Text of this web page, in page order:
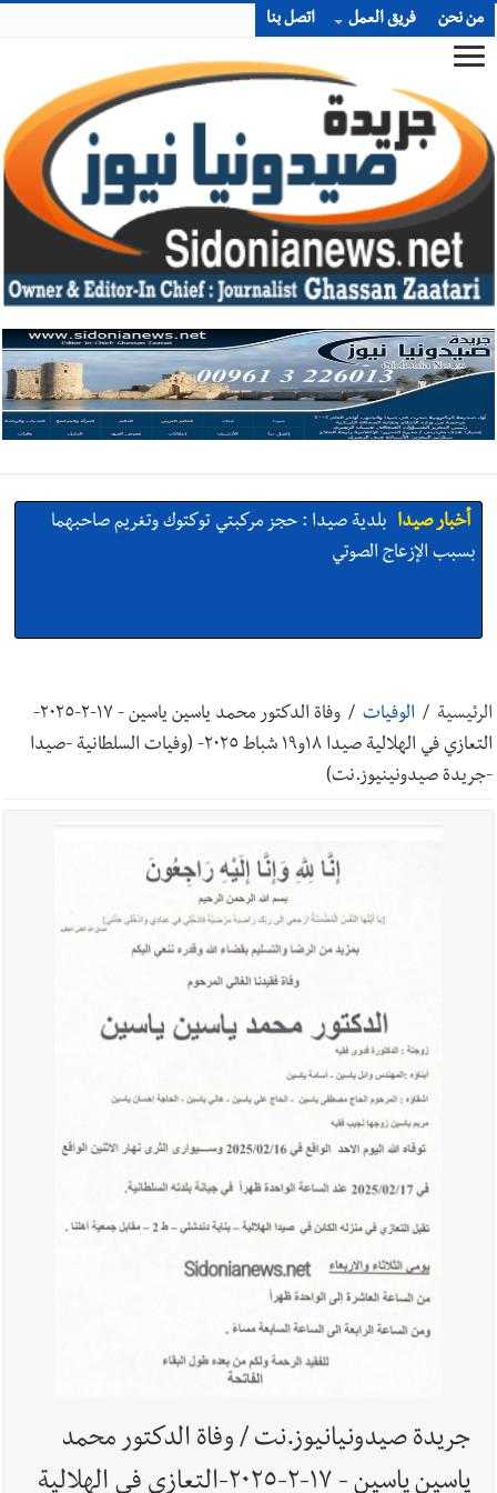
من نحن فريق العمل اتصل بنا
أخبار صيدا بلدية صيدا : حجز مركبتي توكتوك وتغريم صاحبهما
بسبب الإزعاج الصوتي
القدرات -صيدا
بالصور : بلدية صيدا تستقبل السيد محمد زيدان:
استعراض شامل لمشاريع وتأكيدٌ على حماية القيمة التراثية للمدينة
أخبار صيدا عمر مرجان يطلق أكاديمية نادي الحرية لكرة القدم
أخبار لبنان قائد الجيش اللبناني العماد رودولف هيكل استقبل
النائب أكرم شهيب الذي شدد على ضرورة التفاف جميع اللبنانيين
حول الجيش في هذه المرحلة الدقيقة
أخبار لبنان مؤسسة مياه لبنان الجنوبي : جيش العدوالاسرائيلي
يستهدف فرق المؤسسة أثناء عملهم في عيتا الجبل
أخبار لبنان
بهية الحريري تقدم بإسم الرئيس سعد الحريري التعازي
الرئيسية / الوفيات /
وفاة الدكتور محمد ياسين ياسين - ١٧-٢-٢٠٢٥-
التعازي في الهلالية صيدا ١٨و١٩ شباط ٢٠٢٥- (وفيات السلطانية -صيدا
-جريدة صيدونينيوز.نت)
جريدة صيدونيانيوز.نت / وفاة الدكتور محمد
ياسين ياسين - ١٧-٢-٢٠٢٥-التعازي في الهلالية